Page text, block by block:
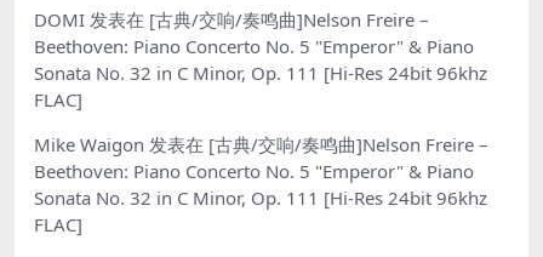
DOMI 发表在 [古典/交响/奏鸣曲]Nelson Freire –
Beethoven: Piano Concerto No. 5 "Emperor" & Piano
Sonata No. 32 in C Minor, Op. 111 [Hi-Res 24bit 96khz
FLAC]
Mike Waigon 发表在 [古典/交响/奏鸣曲]Nelson Freire –
Beethoven: Piano Concerto No. 5 "Emperor" & Piano
Sonata No. 32 in C Minor, Op. 111 [Hi-Res 24bit 96khz
FLAC]